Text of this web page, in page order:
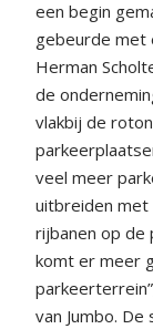
een begin
gebeurde met
Herman
de
vlakbij de
veel meer
uitbreiden met
rijbanen op de
komt er meer
van Jumbo.